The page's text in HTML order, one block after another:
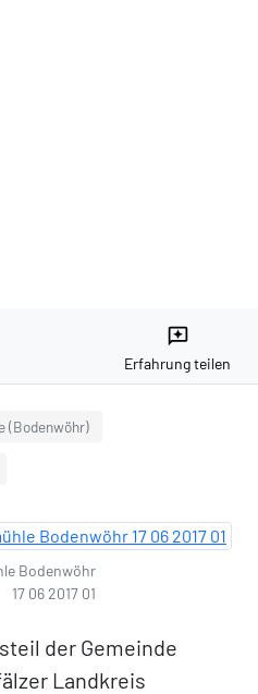
reviews
Erfahrung teilen
(Bodenwöhr)
Bodenwöhr
17 06 2017 01
der Gemeinde
Landkreis